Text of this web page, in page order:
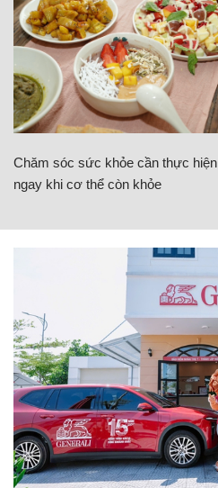
Chăm sóc sức khỏe cần thực hiện
ngay khi cơ thể còn khỏe